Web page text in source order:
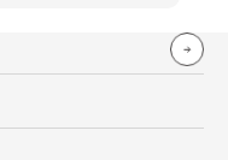
支援いたします。
さい。